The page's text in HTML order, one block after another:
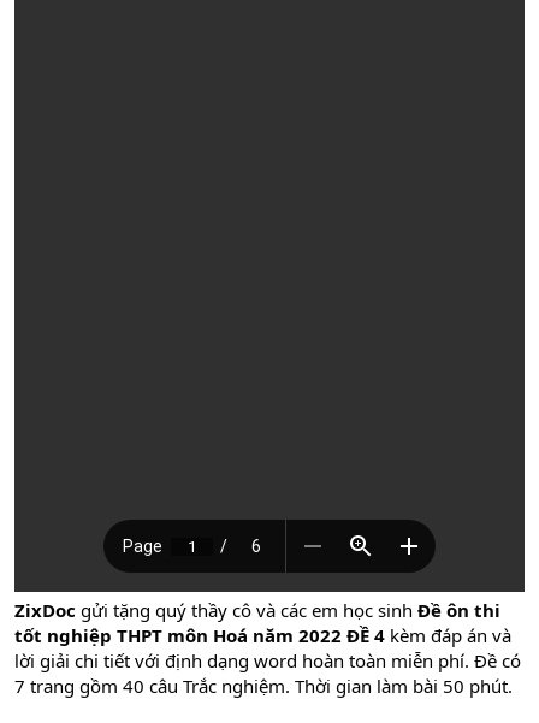
ZixDoc gửi tặng quý thầy cô và các em học sinh Đề ôn thi
tốt nghiệp THPT môn Hoá năm 2022 ĐỀ 4 kèm đáp án và
lời giải chi tiết với định dạng word hoàn toàn miễn phí. Đề có
7 trang gồm 40 câu Trắc nghiệm. Thời gian làm bài 50 phút.